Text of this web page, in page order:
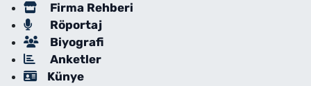
Firma Rehberi
Röportaj
Biyografi
Anketler
Künye